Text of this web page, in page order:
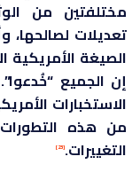
مختلفتين من
تعديلات لصالحها،
الصيغة الأمريكية
إن الجميع
الاستخبارات
من هذه
التغييرات.[23]